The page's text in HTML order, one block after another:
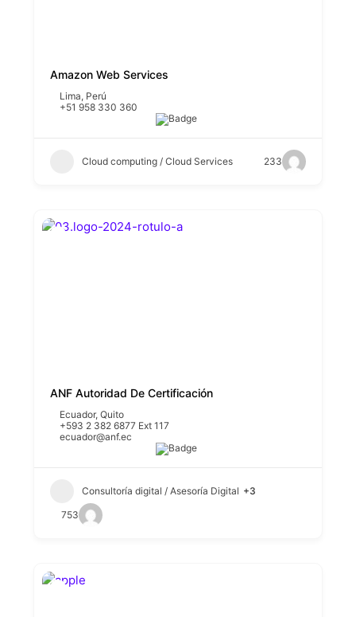
Amazon Web Services
Lima, Perú
+51 958 330 360
Cloud computing / Cloud Services 233
ANF Autoridad De Certificación
Ecuador,Quito
+593 2 382 6877 Ext 117
ecuador@anf.ec
Consultoría digital / Asesoría Digital +3
753